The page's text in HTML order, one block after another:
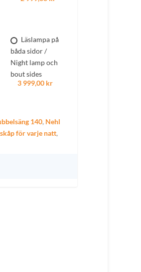
Läslampa på
båda sidor /
Night lamp och
bout sides
3 999,00 kr
140, Nehl
för varje natt,